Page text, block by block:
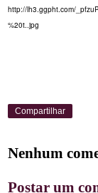
http://lh3.ggpht.com/
%20t..jpg
Compartilhar
Nenhum
Postar um